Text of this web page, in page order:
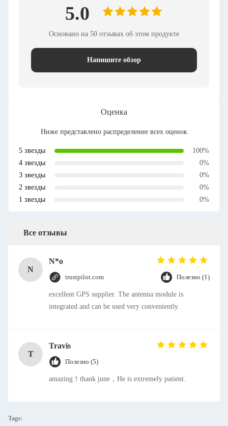
5.0
Основано на 50 отзывах об этом продукте
Напишите обзор
Оценка
Ниже представлено распределение всех оценок
5 звезды
100%
4 звезды
0%
3 звезды
0%
2 звезды
0%
1 звезды
0%
Все отзывы
N
N*o
trustpilot.com Полезно (1)
excellent GPS supplier. The antenna module is
integrated and can be used very conveniently.
T
Travis
Полезно (5)
amazing！thank june，He is extremely patient.
Tags: